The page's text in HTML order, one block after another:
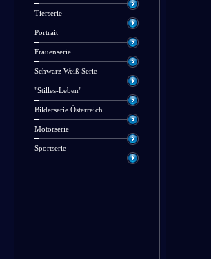
Tierserie
Portrait
Frauenserie
Schwarz Weiß Serie
"Stilles-Leben"
Bilderserie Österreich
Motorserie
Sportserie